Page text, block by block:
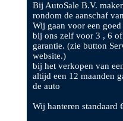
Bij AutoSale B.V.
rondom de aanschaf
Wij gaan voor een
bij ons zelf voor 3 , 6
garantie. (zie button
website.)
bij het verkopen van
altijd een 12 maanden
de auto
Wij hanteren standaard